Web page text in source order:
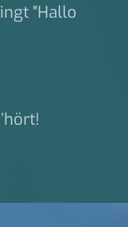
"Hallo